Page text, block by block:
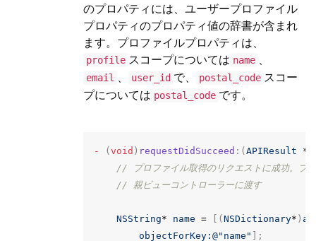
のプロパティには、ユーザープロファイル
プロパティのプロパティ値の辞書が含まれ
ます。プロファイルプロパティは、
profile スコープについては name 、
email 、 user_id で、 postal_code スコー
プについては postal_code です。
- ( void ) requestDidSucceed :( APIResult *
// プロファイル取得のリクエストに成功。プ
// 親ビューコントローラーに渡す
NSString* name = [( NSDictionary* )
objectForKey: @"name" ];